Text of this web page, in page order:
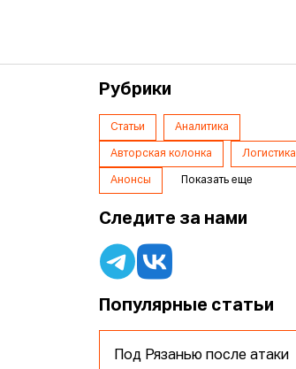
Рубрики
Статьи Аналитика
Авторская колонка Логистика
Анонсы Показать еще
Следите за нами
Популярные статьи
Под Рязанью после атаки